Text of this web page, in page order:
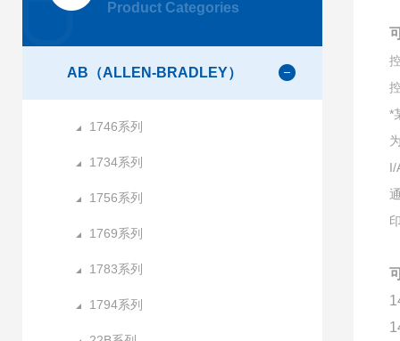
Product Categories
AB（ALLEN-BRADLEY）
1746系列
1734系列
1756系列
1769系列
1783系列
1794系列
*
I/